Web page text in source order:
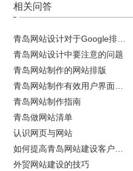
相关问答
青岛网站设计中要注意的问题
青岛网站制作的网站排版
青岛网站制作指南
青岛做网站清单
认识网页与网站
外贸网站建设的技巧